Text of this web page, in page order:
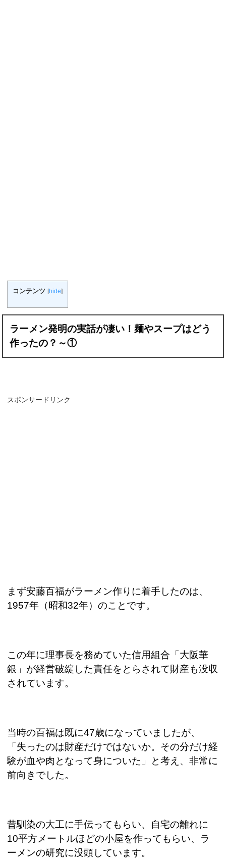
コンテンツ [hide]
ラーメン発明の実話が凄い！麺やスープはどう
作ったの？～①
スポンサードリンク
まず安藤百福がラーメン作りに着手したのは、
1957年（昭和32年）のことです。
この年に理事長を務めていた信用組合「大阪華
銀」が経営破綻した責任をとらされて財産も没収
されています。
当時の百福は既に47歳になっていましたが、
「失ったのは財産だけではないか。その分だけ経
験が血や肉となって身についた」と考え、非常に
前向きでした。
昔馴染の大工に手伝ってもらい、自宅の離れに
10平方メートルほどの小屋を作ってもらい、ラ
ーメンの研究に没頭しています。